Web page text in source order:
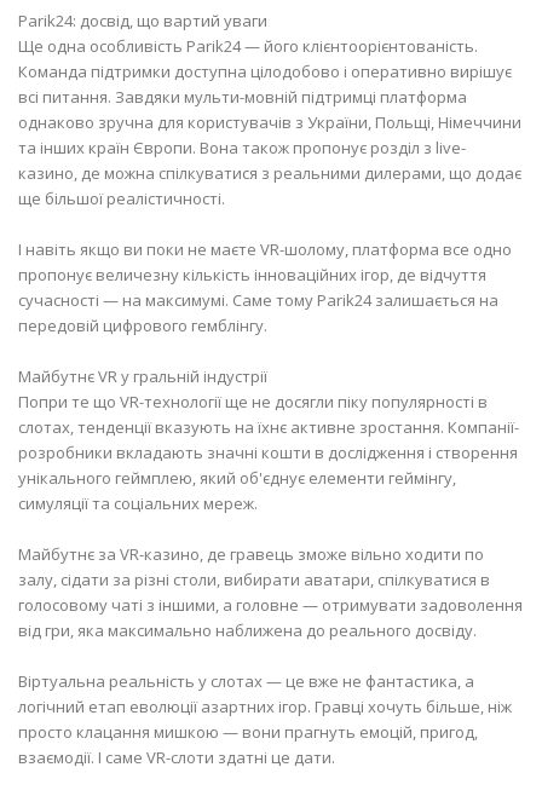
Parik24: досвід, що вартий уваги
Ще одна особливість Parik24 — його клієнтоорієнтованість.
Команда підтримки доступна цілодобово і оперативно вирішує
всі питання. Завдяки мульти-мовній підтримці платформа
однаково зручна для користувачів з України, Польщі, Німеччини
та інших країн Європи. Вона також пропонує розділ з live-
казино, де можна спілкуватися з реальними дилерами, що додає
ще більшої реалістичності.
І навіть якщо ви поки не маєте VR-шолому, платформа все одно
пропонує величезну кількість інноваційних ігор, де відчуття
сучасності — на максимумі. Саме тому Parik24 залишається на
передовій цифрового гемблінгу.
Майбутнє VR у гральній індустрії
Попри те що VR-технології ще не досягли піку популярності в
слотах, тенденції вказують на їхнє активне зростання. Компанії-
розробники вкладають значні кошти в дослідження і створення
унікального геймплею, який об'єднує елементи геймінгу,
симуляції та соціальних мереж.
Майбутнє за VR-казино, де гравець зможе вільно ходити по
залу, сідати за різні столи, вибирати аватари, спілкуватися в
голосовому чаті з іншими, а головне — отримувати задоволення
від гри, яка максимально наближена до реального досвіду.
Віртуальна реальність у слотах — це вже не фантастика, а
логічний етап еволюції азартних ігор. Гравці хочуть більше, ніж
просто клацання мишкою — вони прагнуть емоцій, пригод,
взаємодії. І саме VR-слоти здатні це дати.